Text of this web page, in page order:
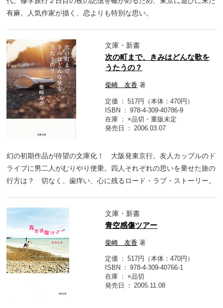
有麻。人気作家が描く、恋よりも特別な思い。
文庫・新書
次の町まで、きみはどんな歌を
うたうの？
柴崎 友香 著
定価
517円（本体：470円）
ISBN
978-4-309-40786-9
在庫
×品切・重版未定
発売日
2006.03.07
幻の初期作品が待望の文庫化！ 大阪発東京行。友人カップルのド
ライブに男二人がむりやり便乗。四人それぞれの思いを乗せた旅の
行方は？ 切なく、歯痒い、心に残るロード・ラブ・ストーリー。
文庫・新書
青空感傷ツアー
柴崎 友香 著
定価
517円（本体：470円）
ISBN
978-4-309-40766-1
在庫
×品切
発売日
2005.11.08